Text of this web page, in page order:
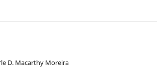
D. Macarthy Moreira